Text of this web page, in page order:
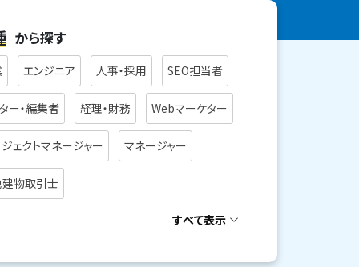
から探す
エンジニア 人事・採用 SEO担当者
ー・編集者 経理・財務 Webマーケター
ェクトマネージャー マネージャー
物取引士
すべて表示